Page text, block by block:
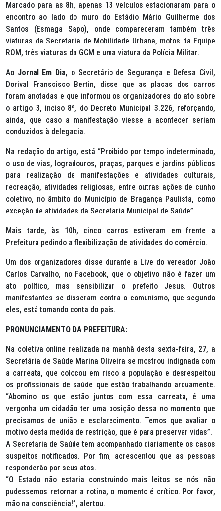
Marcado para as 8h, apenas 13 veículos estacionaram para o
encontro ao lado do muro do Estádio Mário Guilherme dos
Santos (Esmaga Sapo), onde compareceram também três
viaturas da Secretaria de Mobilidade Urbana, motos da Equipe
ROM, três viaturas da GCM e uma viatura da Polícia Militar.
Ao Jornal Em Dia, o Secretário de Segurança e Defesa Civil,
Dorival Franscisco Bertin, disse que as placas dos carros
foram anotadas e que informou os organizadores do ato sobre
o artigo 3, inciso 8º, do Decreto Municipal 3.226, reforçando,
ainda, que caso a manifestação viesse a acontecer seriam
conduzidos à delegacia.
Na redação do artigo, está “Proibido por tempo indeterminado,
o uso de vias, logradouros, praças, parques e jardins públicos
para realização de manifestações e atividades culturais,
recreação, atividades religiosas, entre outras ações de cunho
coletivo, no âmbito do Município de Bragança Paulista, como
exceção de atividades da Secretaria Municipal de Saúde”.
Mais tarde, às 10h, cinco carros estiveram em frente a
Prefeitura pedindo a flexibilização de atividades do comércio.
Um dos organizadores disse durante a Live do vereador João
Carlos Carvalho, no Facebook, que o objetivo não é fazer um
ato político, mas sensibilizar o prefeito Jesus. Outros
manifestantes se disseram contra o comunismo, que segundo
eles, está tomando conta do país.
PRONUNCIAMENTO DA PREFEITURA:
Na coletiva online realizada na manhã desta sexta-feira, 27, a
Secretária de Saúde Marina Oliveira se mostrou indignada com
a carreata, que colocou em risco a população e desrespeitou
os profissionais de saúde que estão trabalhando arduamente.
“Abomino os que estão juntos com essa carreata, é uma
vergonha um cidadão ter uma posição dessa no momento que
precisamos de união e esclarecimento. Temos que avaliar o
motivo desta medida de restrição, que é para preservar vidas”.
A Secretaria de Saúde tem acompanhado diariamente os casos
suspeitos notificados. Por fim, acrescentou que as pessoas
responderão por seus atos.
“O Estado não estaria construindo mais leitos se nós não
pudessemos retornar a rotina, o momento é crítico. Por favor,
mão na consciência!”, alertou.